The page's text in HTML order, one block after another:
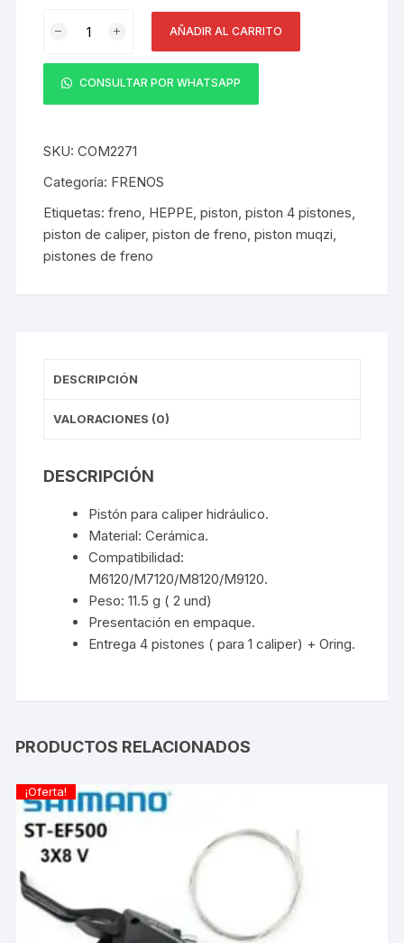
Caliper
Hidráulico
Heppe
Shimano
Pistones
M6120/M7120/M8120/M9120
(1
par)
AÑADIR AL CARRITO
CONSULTAR POR WHATSAPP
SKU:COM2271
Categoría: FRENOS
Etiquetas:freno, HEPPE,piston,piston 4 pistones,
piston de caliper,piston de freno,piston muqzi,
pistones de freno
DESCRIPCIÓN
VALORACIONES (0)
DESCRIPCIÓN
Pistón para caliper hidráulico.
Material: Cerámica.
Compatibilidad:
M6120/M7120/M8120/M9120.
Peso: 11.5 g ( 2 und)
Presentación en empaque.
Entrega 4 pistones ( para 1 caliper) + Oring.
PRODUCTOS RELACIONADOS
¡Oferta!